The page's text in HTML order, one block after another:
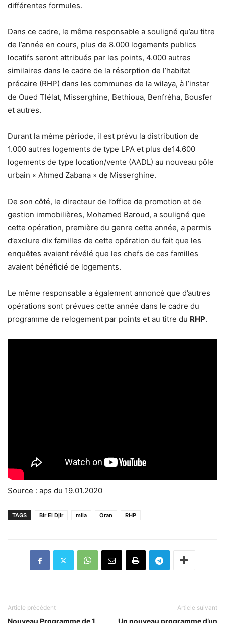
différentes formules.
Dans ce cadre, le même responsable a souligné qu’au titre
de l’année en cours, plus de 8.000 logements publics
locatifs seront attribués par les points, 4.000 autres
similaires dans le cadre de la résorption de l’habitat
précaire (RHP) dans les communes de la wilaya, à l’instar
de Oued Tlélat, Misserghine, Bethioua, Benfréha, Bousfer
et autres.
Durant la même période, il est prévu la distribution de
1.000 autres logements de type LPA et plus de14.600
logements de type location/vente (AADL) au nouveau pôle
urbain « Ahmed Zabana » de Misserghine.
De son côté, le directeur de l’office de promotion et de
gestion immobilières, Mohamed Baroud, a souligné que
cette opération, première du genre cette année, a permis
d’exclure dix familles de cette opération du fait que les
enquêtes avaient révélé que les chefs de ces familles
avaient bénéficié de logements.
Le même responsable a également annoncé que d’autres
opérations sont prévues cette année dans le cadre du
programme de relogement par points et au titre du RHP.
Source : aps du 19.01.2020
TAGS Bir El Djir mila Oran RHP
Article précédent Article suivant